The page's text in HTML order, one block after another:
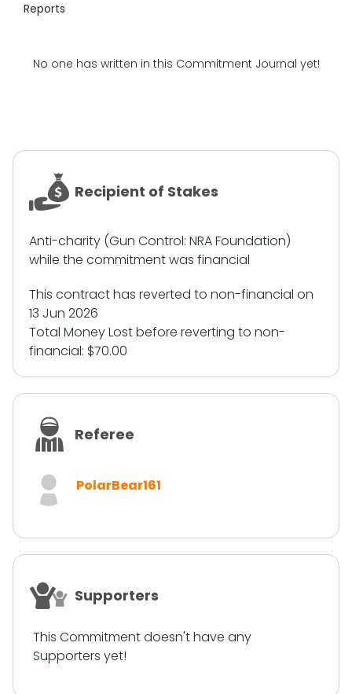
Reports
No one has written in this Commitment Journal yet!
Recipient of Stakes
Anti-charity (Gun Control: NRA Foundation)
while the commitment was financial
This contract has reverted to non-financial on
13 Jun 2026
Total Money Lost before reverting to non-
financial: $70.00
Referee
PolarBear161
Supporters
This Commitment doesn't have any
Supporters yet!